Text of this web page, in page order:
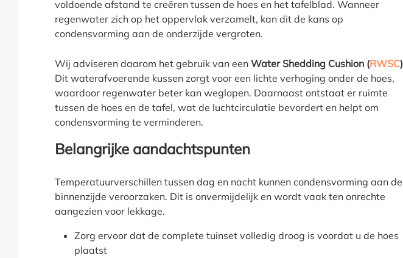
voldoende afstand te creëren tussen de hoes en het tafelblad. Wanneer
regenwater zich op het oppervlak verzamelt, kan dit de kans op
condensvorming aan de onderzijde vergroten.
Wij adviseren daarom het gebruik van een Water Shedding Cushion (RWSC)
Dit waterafvoerende kussen zorgt voor een lichte verhoging onder de hoes,
waardoor regenwater beter kan weglopen. Daarnaast ontstaat er ruimte
tussen de hoes en de tafel, wat de luchtcirculatie bevordert en helpt om
condensvorming te verminderen.
Belangrijke aandachtspunten
Temperatuurverschillen tussen dag en nacht kunnen condensvorming aan de
binnenzijde veroorzaken. Dit is onvermijdelijk en wordt vaak ten onrechte
aangezien voor lekkage.
Zorg ervoor dat de complete tuinset volledig droog is voordat u de hoes
plaatst